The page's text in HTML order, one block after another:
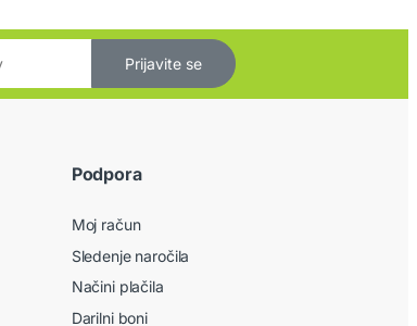
Prijavite se
Podpora
Moj račun
Sledenje naročila
Načini plačila
Darilni boni